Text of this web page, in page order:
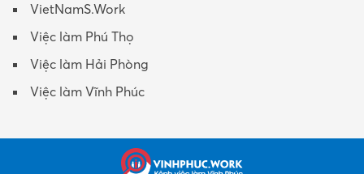
VietNamS.Work
Việc làm Phú Thọ
Việc làm Hải Phòng
Việc làm Vĩnh Phúc